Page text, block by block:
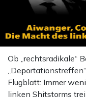
Ob „rechtsradikale“
Flugblatt: Immer
linken Shitstorms